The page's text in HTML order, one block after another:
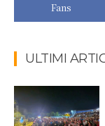
Fans
ULTIMI